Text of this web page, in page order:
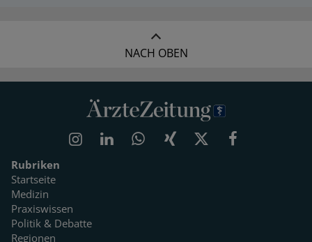
NACH OBEN
Rubriken
Startseite
Medizin
Praxiswissen
Politik & Debatte
Regionen